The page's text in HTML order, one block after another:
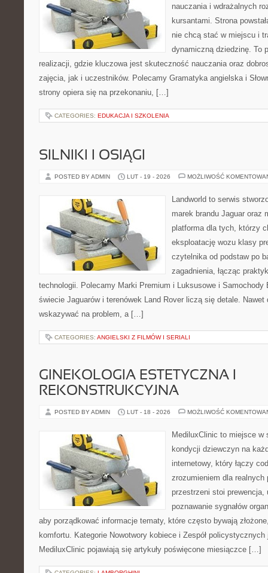
nauczania i wdrażalnych
kursantami. Strona
nie chcą stać w miejscu i
dynamiczną dziedzinę. To
realizacji, gdzie kluczowa jest skuteczność nauczania oraz
zajęcia, jak i uczestników. Polecamy Gramatyka angielska i
strony opiera się na przekonaniu, […]
CATEGORIES: EDUKACJA I SZKOLENIA
SILNIKI I OSIĄGI
POSTED BY ADMIN LUT - 19 - 2026 MOŻLIWOŚĆ
Landworld to serwis
marek brandu Jaguar oraz
platforma dla tych, którzy
eksploatację wozu klasy
czytelnika od podstaw po
zagadnienia, łącząc
technologii. Polecamy Marki Premium i Luksusowe i Samochody
świecie Jaguarów i terenówek Land Rover liczą się detale. Nawet
wskazywać na problem, a […]
CATEGORIES: ANGIELSKI Z FILMÓW I SERIALI
GINEKOLOGIA ESTETYCZNA I
REKONSTRUKCYJNA
POSTED BY ADMIN LUT - 18 - 2026 MOŻLIWOŚĆ
MediluxClinic to miejsce
kondycji dziewczyn na
internetowy, który łączy
zrozumieniem dla
przestrzeni stoi prewencja,
poznawanie sygnałów
aby porządkować informacje tematy, które często bywają
komfortu. Kategorie Nowotwory kobiece i Zespół policystycznych
MediluxClinic pojawiają się artykuły poświęcone miesiączce […]